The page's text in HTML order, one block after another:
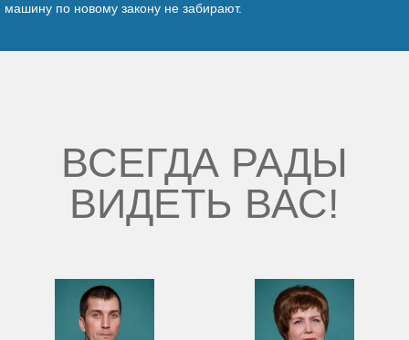
машину по новому закону не забирают.
ВСЕГДА РАДЫ
ВИДЕТЬ ВАС!